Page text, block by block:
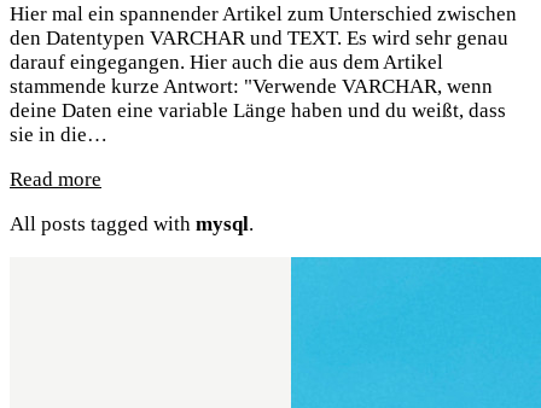
Hier mal ein spannender Artikel zum Unterschied zwischen
den Datentypen VARCHAR und TEXT. Es wird sehr genau
darauf eingegangen. Hier auch die aus dem Artikel
stammende kurze Antwort: "Verwende VARCHAR, wenn
deine Daten eine variable Länge haben und du weißt, dass
sie in die…
Read more
All posts tagged with mysql.